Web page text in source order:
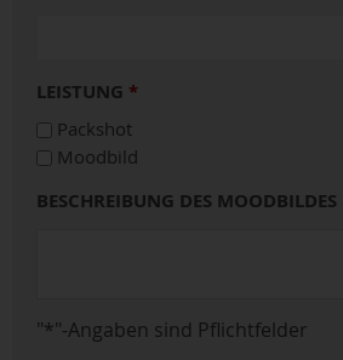
LEISTUNG *
Packshot
Moodbild
BESCHREIBUNG DES MOODBILDES
"*"-Angaben sind Pflichtfelder